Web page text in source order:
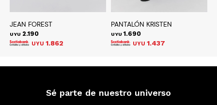
JEAN FOREST
UYU 2.190
UYU 1.862
PANTALÓN KRISTEN
UYU 1.690
UYU 1.437
Sé parte de nuestro universo